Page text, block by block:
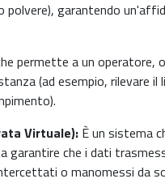
polvere), garantendo
permette a un
(ad esempio, rilevare il
Virtuale): È un sistema
che i dati
o manomessi da